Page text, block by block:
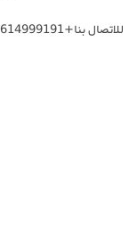
للاتصال بنا+212614999191